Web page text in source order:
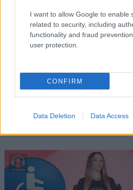
I want to allow Google to enable
related to security, including
functionality and fraud
user protection.
CONFIRM
Data Deletion Data Access
Η κάποτε ισχυρή
PODCASTS